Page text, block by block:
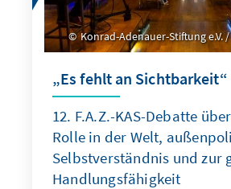
Konrad-Adenauer-Stiftung e.V.
„Es fehlt an Sichtbarkeit“
12. F.A.Z.-KAS-Debatte
Rolle in der Welt,
Selbstverständnis und zur
Handlungsfähigkeit